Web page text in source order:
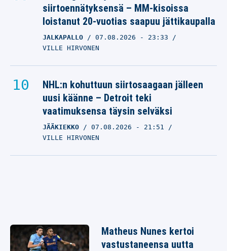
siirtoennätyksensä – MM-kisoissa
loistanut 20-vuotias saapuu jättikaupalla
JALKAPALLO 07.08.2026 - 23:33
VILLE HIRVONEN
NHL:n kohuttuun siirtosaagaan jälleen
uusi käänne – Detroit teki
vaatimuksensa täysin selväksi
JÄÄKIEKKO 07.08.2026 - 21:51
VILLE HIRVONEN
Matheus Nunes kertoi
vastustaneensa uutta